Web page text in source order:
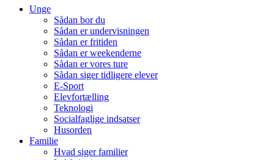
Unge
Sådan bor du
Sådan er undervisningen
Sådan er fritiden
Sådan er weekenderne
Sådan er vores ture
Sådan siger tidligere elever
E-Sport
Elevfortælling
Teknologi
Socialfaglige indsatser
Husorden
Familie
Hvad siger familier